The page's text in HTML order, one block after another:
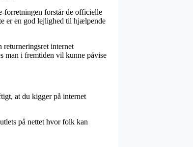
forretningen forstår de officielle
er en god lejlighed til hjælpende
internet
man i fremtiden vil kunne påvise
at du kigger på internet
på nettet hvor folk kan